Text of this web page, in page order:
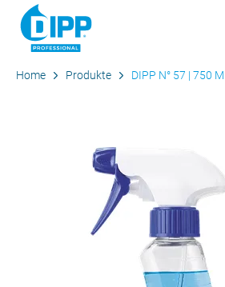
Home Produkte DIPP N° 57 | 750